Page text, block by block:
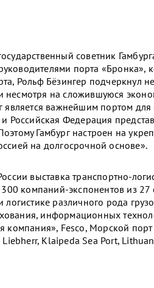
советник
порта «Бронка»,
Рольф Бёзингер подчеркнул
несмотря на сложившуюся
является важнейшим портом
Российская Федерация
Гамбург настроен на
на долгосрочной основе».
выставка транспортно-
компаний-экспонентов из
логистике различного рода
информационных
компания», Fesco, Морской
Liebherr, Klaipeda Sea Port,